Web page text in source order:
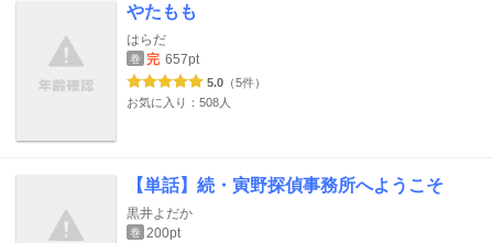
やたもも
はらだ
巻 完 657pt
5.0 （5件）
お気に入り：508人
【単話】続・寅野探偵事務所へようこそ
黒井よだか
巻 200pt